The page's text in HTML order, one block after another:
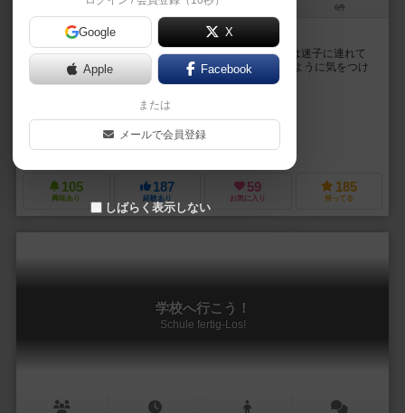
10～20分 6件
センパイ、「迷子」って都市伝説、知ってます…？
手札が「迷子」と「暗闇」だけになったとき、あなたは迷子に連れて
いかれる… 「明かり」のない場所で迷子に出会わないように気をつけ
ながら、あなたは無事に家まで辿り着けるのか…？...
ヤマシタ シンヤ（Shinya Yamashita）
105
興味あり
187
経験あり
59
お気に入り
185
持ってる
学校へ行こう！
Schule fertig-Los!
Google X
Apple Facebook
または
メールで会員登録
しばらく表示しない